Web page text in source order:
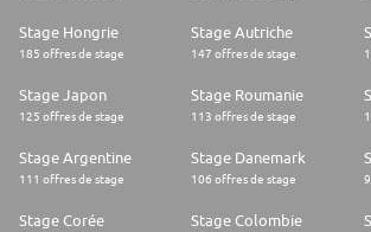
Stage Hongrie
185 offres de stage
Stage Autriche
147 offres de stage
Stage Japon
125 offres de stage
Stage Roumanie
113 offres de stage
Stage Argentine
111 offres de stage
Stage Danemark
106 offres de stage
Stage Corée Stage Colombie